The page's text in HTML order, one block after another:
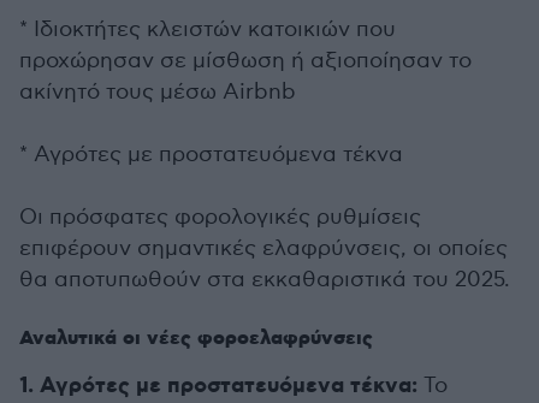
* Ιδιοκτήτες κλειστών κατοικιών που
προχώρησαν σε μίσθωση ή αξιοποίησαν το
ακίνητό τους μέσω Airbnb
* Αγρότες με προστατευόμενα τέκνα
Οι πρόσφατες φορολογικές ρυθμίσεις
επιφέρουν σημαντικές ελαφρύνσεις, οι οποίες
θα αποτυπωθούν στα εκκαθαριστικά του 2025.
Αναλυτικά οι νέες φοροελαφρύνσεις
1. Αγρότες με προστατευόμενα τέκνα: Το